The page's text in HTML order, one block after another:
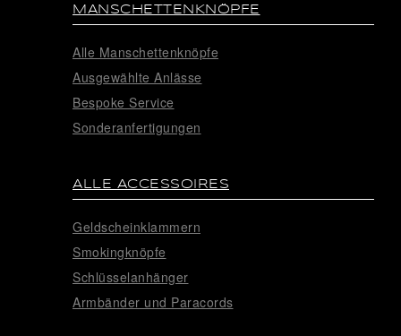
MANSCHETTENKNÖPFE
Alle Manschettenknöpfe
Ausgewählte Anlässe
Bespoke Service
Sonderanfertigungen
ALLE ACCESSOIRES
Geldscheinklammern
Smokingknöpfe
Schlüsselanhänger
Armbänder und Paracords